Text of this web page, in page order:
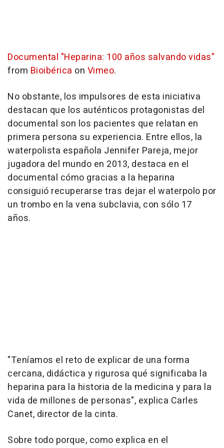
Documental "Heparina: 100 años salvando vidas"
from Bioibérica on Vimeo.
No obstante, los impulsores de esta iniciativa
destacan que los auténticos protagonistas del
documental son los pacientes que relatan en
primera persona su experiencia. Entre ellos, la
waterpolista española Jennifer Pareja, mejor
jugadora del mundo en 2013, destaca en el
documental cómo gracias a la heparina
consiguió recuperarse tras dejar el waterpolo por
un trombo en la vena subclavia, con sólo 17
años.
"Teníamos el reto de explicar de una forma
cercana, didáctica y rigurosa qué significaba la
heparina para la historia de la medicina y para la
vida de millones de personas", explica Carles
Canet, director de la cinta.
Sobre todo porque, como explica en el